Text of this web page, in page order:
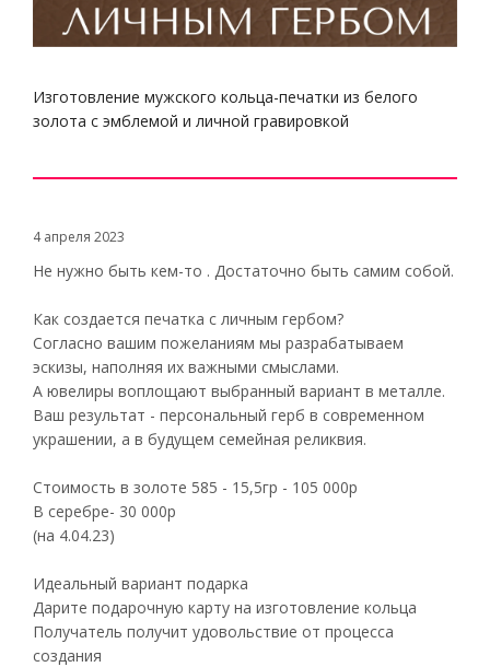
Изготовление мужского кольца-печатки из белого
золота с эмблемой и личной гравировкой
4 апреля 2023
Не нужно быть кем-то . Достаточно быть самим собой.
Как создается печатка с личным гербом?
Согласно вашим пожеланиям мы разрабатываем
эскизы, наполняя их важными смыслами.
А ювелиры воплощают выбранный вариант в металле.
Ваш результат - персональный герб в современном
украшении, а в будущем семейная реликвия.
Стоимость в золоте 585 - 15,5гр - 105 000р
В серебре- 30 000р
(на 4.04.23)
Идеальный вариант подарка
Дарите подарочную карту на изготовление кольца
Получатель получит удовольствие от процесса
создания